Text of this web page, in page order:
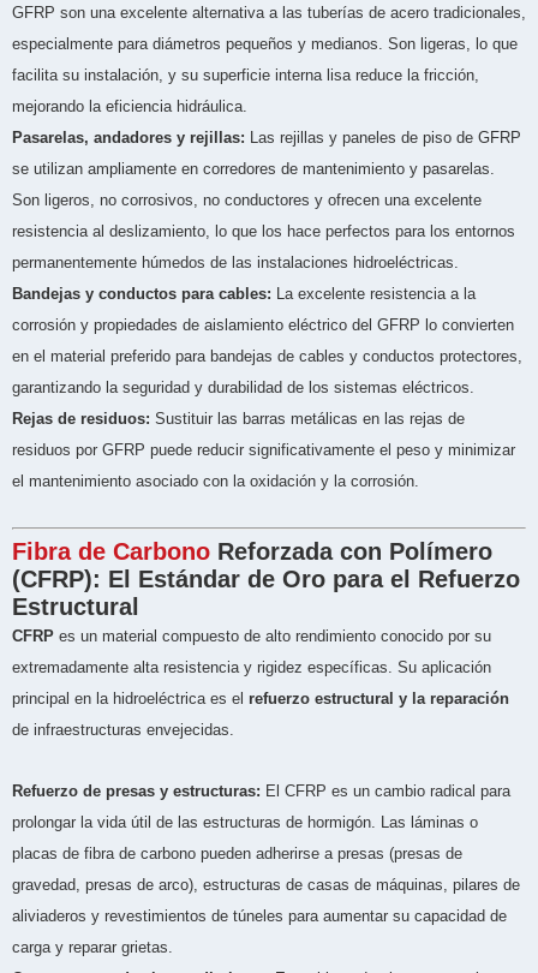
GFRP son una excelente alternativa a las tuberías de acero tradicionales,
especialmente para diámetros pequeños y medianos. Son ligeras, lo que
facilita su instalación, y su superficie interna lisa reduce la fricción,
mejorando la eficiencia hidráulica.
Pasarelas, andadores y rejillas: Las rejillas y paneles de piso de GFRP
se utilizan ampliamente en corredores de mantenimiento y pasarelas.
Son ligeros, no corrosivos, no conductores y ofrecen una excelente
resistencia al deslizamiento, lo que los hace perfectos para los entornos
permanentemente húmedos de las instalaciones hidroeléctricas.
Bandejas y conductos para cables: La excelente resistencia a la
corrosión y propiedades de aislamiento eléctrico del GFRP lo convierten
en el material preferido para bandejas de cables y conductos protectores,
garantizando la seguridad y durabilidad de los sistemas eléctricos.
Rejas de residuos: Sustituir las barras metálicas en las rejas de
residuos por GFRP puede reducir significativamente el peso y minimizar
el mantenimiento asociado con la oxidación y la corrosión.
Fibra de Carbono Reforzada con Polímero
(CFRP): El Estándar de Oro para el Refuerzo
Estructural
CFRP es un material compuesto de alto rendimiento conocido por su
extremadamente alta resistencia y rigidez específicas. Su aplicación
principal en la hidroeléctrica es el refuerzo estructural y la reparación
de infraestructuras envejecidas.
Refuerzo de presas y estructuras: El CFRP es un cambio radical para
prolongar la vida útil de las estructuras de hormigón. Las láminas o
placas de fibra de carbono pueden adherirse a presas (presas de
gravedad, presas de arco), estructuras de casas de máquinas, pilares de
aliviaderos y revestimientos de túneles para aumentar su capacidad de
carga y reparar grietas.